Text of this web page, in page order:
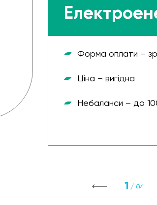
Форма оплати –
Ціна – вигідна
Небаланси – до
1 / 04